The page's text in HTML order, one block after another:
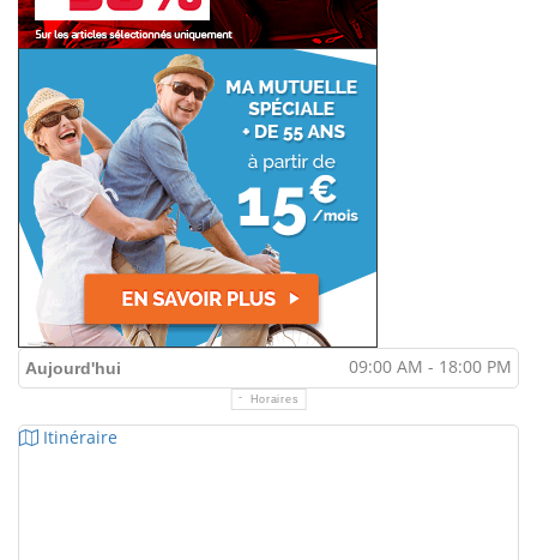
Aujourd'hui 09:00 AM - 18:00 PM
Horaires
Itinéraire